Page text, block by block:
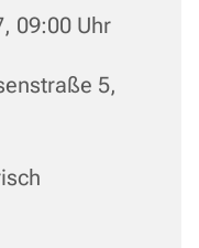
09:00 Uhr
5,